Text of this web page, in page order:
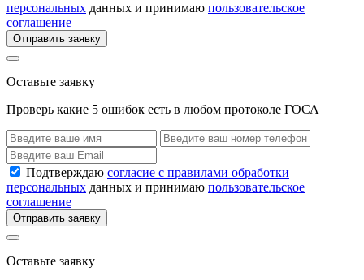
персональных данных и принимаю пользовательское
соглашение
Отправить заявку
Оставьте заявку
Проверь какие 5 ошибок есть в любом протоколе ГОСА
Подтверждаю согласие с правилами обработки
персональных данных и принимаю пользовательское
соглашение
Отправить заявку
Оставьте заявку